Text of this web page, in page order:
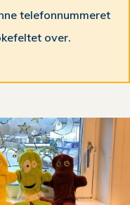
telefonnummeret
over.